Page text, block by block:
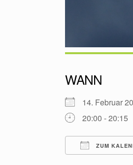
WANN
14. Februar
20:00 - 20:15
ZUM